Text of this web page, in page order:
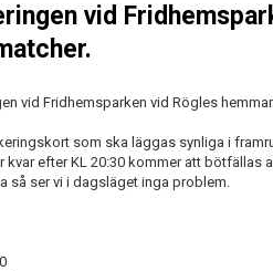
vid
vid Fridhemsparken vid Rögles
som ska läggas synliga i
efter KL 20:30 kommer att bötfällas
så ser vi i dagsläget inga problem.